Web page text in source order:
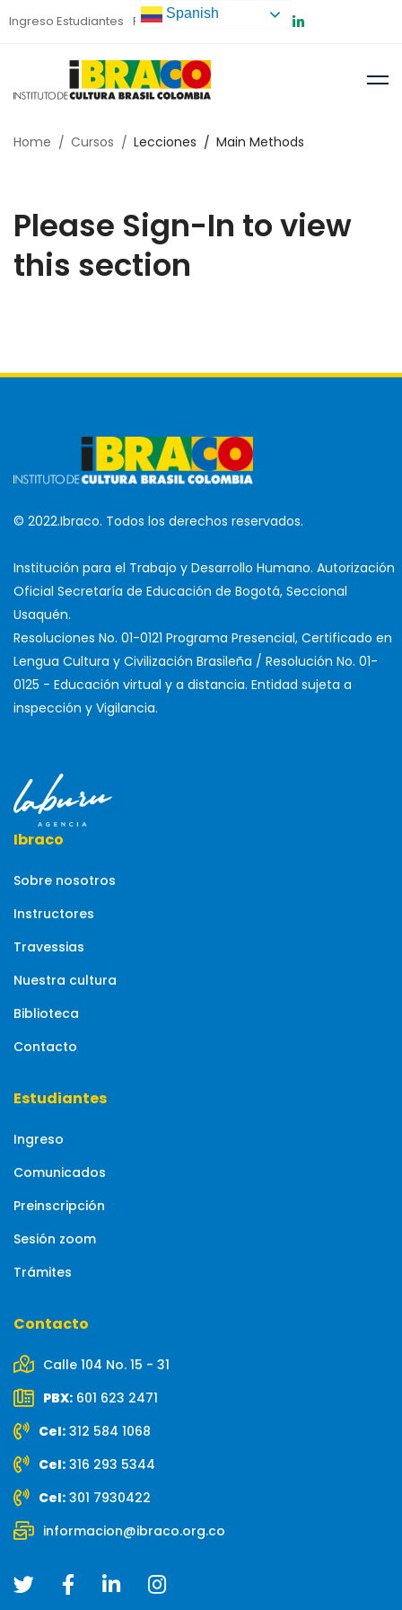
Ingreso Estudiantes Preinscripción
Home Cursos Lecciones Main Methods
Please Sign-In to view
this section
© 2022.Ibraco. Todos los derechos reservados.
Institución para el Trabajo y Desarrollo Humano. Autorización
Oficial Secretaría de Educación de Bogotá, Seccional
Usaquén.
Resoluciones No. 01-0121 Programa Presencial, Certificado en
Lengua Cultura y Civilización Brasileña / Resolución No. 01-
0125 - Educación virtual y a distancia. Entidad sujeta a
inspección y Vigilancia.
Ibraco
Sobre nosotros
Instructores
Travessias
Nuestra cultura
Biblioteca
Contacto
Estudiantes
Ingreso
Comunicados
Preinscripción
Sesión zoom
Trámites
Contacto
Calle 104 No. 15 - 31
PBX: 601 623 2471
Cel: 312 584 1068
Cel: 316 293 5344
Cel: 301 7930422
informacion@ibraco.org.co
Spanish